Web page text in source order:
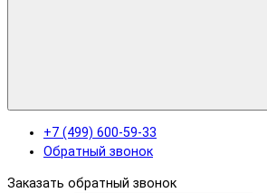
+7 (499) 600-59-33
Обратный звонок
Заказать обратный звонок